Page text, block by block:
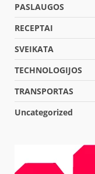
PASLAUGOS
RECEPTAI
SVEIKATA
TECHNOLOGIJOS
TRANSPORTAS
Uncategorized